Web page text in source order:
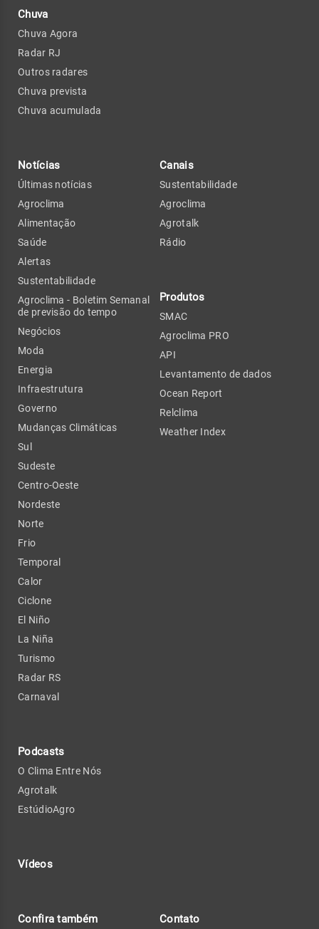
Chuva
Chuva Agora
Radar RJ
Outros radares
Chuva prevista
Chuva acumulada
Notícias
Últimas notícias
Agroclima
Alimentação
Saúde
Alertas
Sustentabilidade
Agroclima - Boletim Semanal
de previsão do tempo
Negócios
Moda
Energia
Infraestrutura
Governo
Mudanças Climáticas
Sul
Sudeste
Centro-Oeste
Nordeste
Norte
Frio
Temporal
Calor
Ciclone
El Niño
La Niña
Turismo
Radar RS
Carnaval
Podcasts
O Clima Entre Nós
Agrotalk
EstúdioAgro
Vídeos
Canais
Sustentabilidade
Agroclima
Agrotalk
Rádio
Produtos
SMAC
Agroclima PRO
API
Levantamento de dados
Ocean Report
Relclima
Weather Index
Confira também Contato